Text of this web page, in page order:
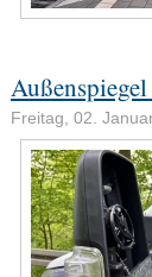
Freitag, 02.